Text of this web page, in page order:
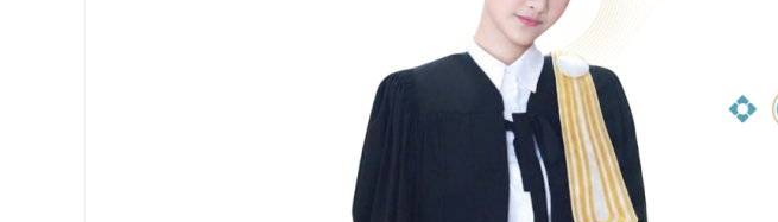
และรายวิชาตรรกศาสตร์และการเขียนในทาง
นิติศาสตร์ ณ ห้องประชุมชั้น 3 อาคารคณะ
นิติศาสตร์ มหาวิทยาลัยนเรศวร